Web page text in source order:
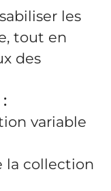
les
tout en
des
variable
la collection